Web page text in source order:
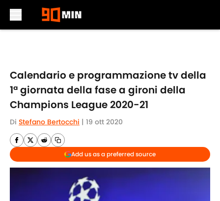
Calendario e programmazione tv della
1ª giornata della fase a gironi della
Champions League 2020-21
Di Stefano Bertocchi | 19 ott 2020
Add us as a preferred source